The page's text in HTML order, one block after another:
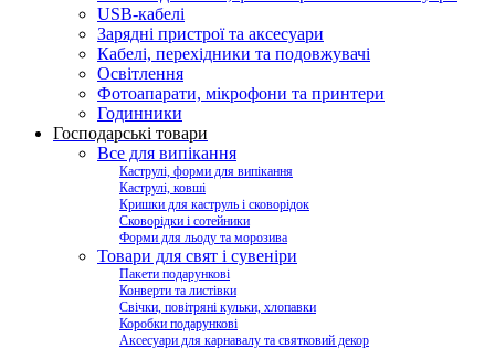
USB-кабелі
Зарядні пристрої та аксесуари
Кабелі, перехідники та подовжувачі
Освітлення
Фотоапарати, мікрофони та принтери
Годинники
Господарські товари
Все для випікання
Каструлі, форми для випікання
Каструлі, ковші
Кришки для каструль і сковорідок
Сковорідки і сотейники
Форми для льоду та морозива
Товари для свят і сувеніри
Пакети подарункові
Конверти та листівки
Свічки, повітряні кульки, хлопавки
Коробки подарункові
Аксесуари для карнавалу та святковий декор